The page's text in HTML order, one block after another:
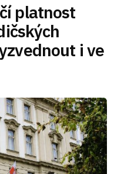
platnost
i ve